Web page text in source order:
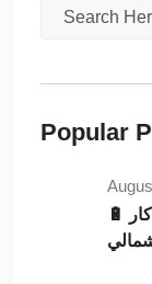
Popular
🔋 استمتع بإجازتك بدون إجهاد: تأجير قولف كار